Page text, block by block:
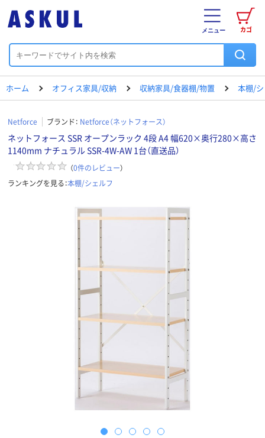
カゴ
メニュー
ホーム オフィス家具/収納 収納家具/食器棚/物置 本棚/
Netforce ブランド： Netforce（ネットフォース）
ネットフォース SSR オープンラック 4段 A4 幅620×奥行280×高さ
1140mm ナチュラル SSR-4W-AW 1台（直送品）
（0件のレビュー）
ランキングを見る：本棚/シェルフ